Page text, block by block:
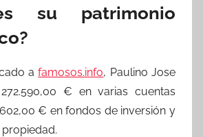
su patrimonio
afamosos.info, Paulino Jose
€ en varias cuentas
€ en fondos de inversión y